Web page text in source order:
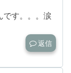
です。。。涙
返信